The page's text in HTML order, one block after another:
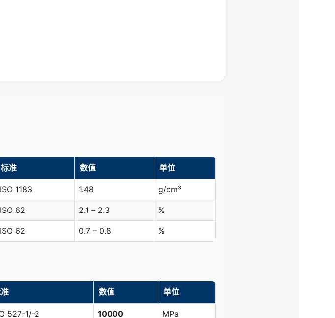
标准 数值 单位
ISO 1183 1.48 g/cm³
ISO 62 2.1 – 2.3 %
ISO 62 0.7 – 0.8 %
数值 单位
527-1/-2 10000 MPa